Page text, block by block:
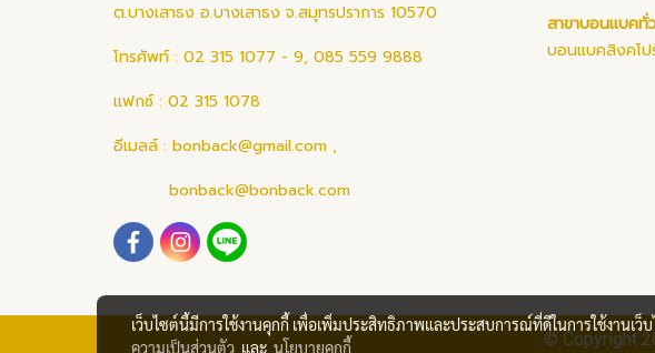
ต.บางเสาธง อ.บางเสาธง จ.สมุทรปราการ 10570
โทรศัพท์ : 02 315 1077 - 9, 085 559 9888
แฟกซ์ : 02 315 1078
อีเมลล์ : bonback@gmail.com ,
bonback@bonback.com
สาขาบอนแบคทั่
บอนแบคสิงคโป
© Copyright
เว็บไซต์นี้มีการใช้งานคุกกี้ เพื่อเพิ่มประสิทธิภาพและประสบการณ์ที่ดีในการใช้งานเ
ความเป็นส่วนตัว และ นโยบายคุกกี้